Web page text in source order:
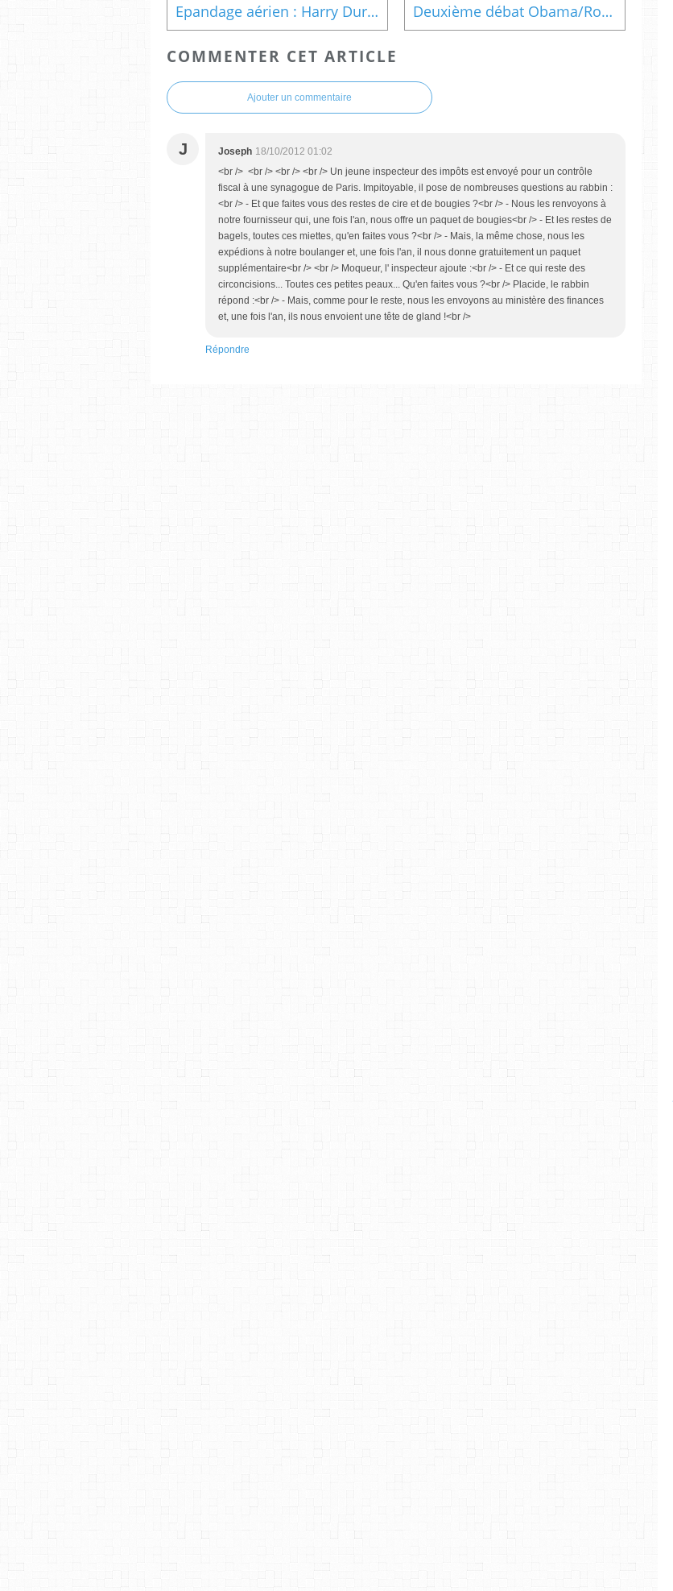
Epandage aérien : Harry Durimel se fâche. par Marc Decap Deuxième débat Obama/Romney : Un duel serré. Verbatim.
COMMENTER CET ARTICLE
Ajouter un commentaire
J Joseph 18/10/2012 01:02
<br /> <br /> <br /> <br /> Un jeune inspecteur des impôts est envoyé pour un contrôle
fiscal à une synagogue de Paris. Impitoyable, il pose de nombreuses questions au rabbin :
<br /> - Et que faites vous des restes de cire et de bougies ?<br /> - Nous les renvoyons à
notre fournisseur qui, une fois l'an, nous offre un paquet de bougies<br /> - Et les restes de
bagels, toutes ces miettes, qu'en faites vous ?<br /> - Mais, la même chose, nous les
expédions à notre boulanger et, une fois l'an, il nous donne gratuitement un paquet
supplémentaire<br /> <br /> Moqueur, l' inspecteur ajoute :<br /> - Et ce qui reste des
circoncisions... Toutes ces petites peaux... Qu'en faites vous ?<br /> Placide, le rabbin
répond :<br /> - Mais, comme pour le reste, nous les envoyons au ministère des finances
et, une fois l'an, ils nous envoient une tête de gland !<br />
Répondre